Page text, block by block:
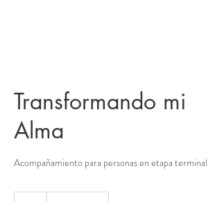
Transformando mi
Alma
Acompañamiento para personas en etapa terminal